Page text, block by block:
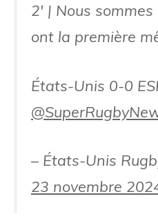
2' | Nous
ont la première
États-Unis 0-0
– États-Unis
23 novembre